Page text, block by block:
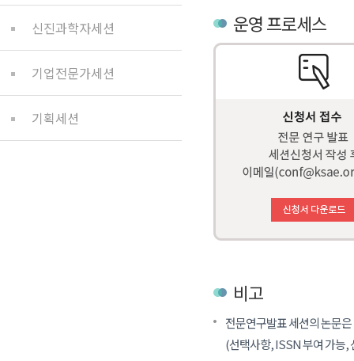
신진과학자세션
기업전문가세션
기획세션
운영 프로세스
비고
전문연구발표 세션의 논문
(선택사항, ISSN 부여 가능,